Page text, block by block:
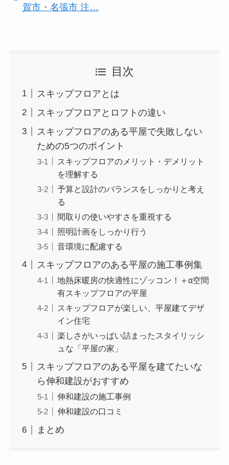
賀市・名張市 注…
目次
スキップフロアとは
スキップフロアとロフトの違い
スキップフロアのある平屋で失敗しない
ための5つのポイント
スキップフロアのメリット・デメリット
を理解する
予算と設計のバランスをしっかりと考え
る
間取りの使いやすさを重視する
照明計画をしっかり行う
音環境に配慮する
スキップフロアのある平屋の施工事例集
地熱床暖房の快適性にゾッコン！＋α空間
有スキップフロアの平屋
スキップフロアが楽しい、平屋建てデザ
イン住宅
楽しさがいっぱい詰まったスタイリッシ
ュな「平屋の家」
スキップフロアのある平屋を建てたいな
ら伸和建設がおすすめ
伸和建設の施工事例
伸和建設の口コミ
まとめ